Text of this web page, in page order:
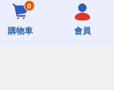
0
購物車 會員